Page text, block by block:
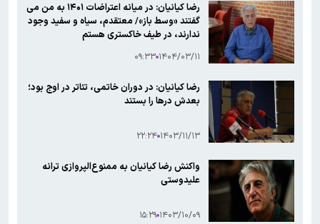
رضا کیانیان: در میانه اعتراضات ۱۴۰۱ به من می
گفتند «وسط باز»/ معتقدم، سیاه و سفید وجود
ندارند، در طیف خاکستری هستم
۱۴۰۴/۰۳/۱۱ ۰۹:۳۳
رضا کیانیان: در دوران خاتمی، تئاتر در اوج بود؛
بعدش درها را بستند
۱۴۰۳/۱۱/۱۳ ۲۲:۲۴
واکنش رضا کیانیان به ممنوع‌الپروازی ترانه
علیدوستی
۱۴۰۳/۱۰/۰۹ ۱۵:۲۹